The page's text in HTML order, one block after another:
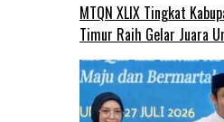
MTQN XLIX Tingkat
Timur Raih Gelar Juara